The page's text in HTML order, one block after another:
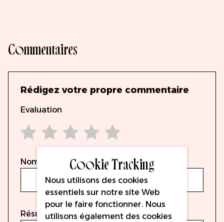
Commentaires
Rédigez votre propre commentaire
Evaluation
1 star
2 stars
3 stars
4 stars
5 stars
Nom
Résumé
Cookie Tracking
Nous utilisons des cookies
essentiels sur notre site Web
pour le faire fonctionner. Nous
utilisons également des cookies